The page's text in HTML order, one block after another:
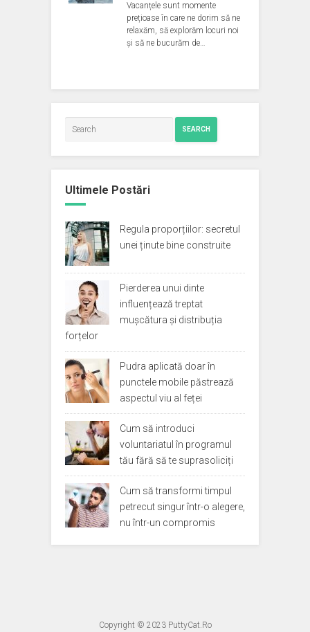
Vacanțele sunt momente
prețioase în care ne dorim să ne
relaxăm, să explorăm locuri noi
și să ne bucurăm de…
SEARCH
Ultimele Postări
Regula proporțiilor: secretul
unei ținute bine construite
Pierderea unui dinte
influențează treptat
mușcătura și distribuția
forțelor
Pudra aplicată doar în
punctele mobile păstrează
aspectul viu al feței
Cum să introduci
voluntariatul în programul
tău fără să te suprasoliciți
Cum să transformi timpul
petrecut singur într-o alegere,
nu într-un compromis
Copyright © 2023 PuttyCat.Ro